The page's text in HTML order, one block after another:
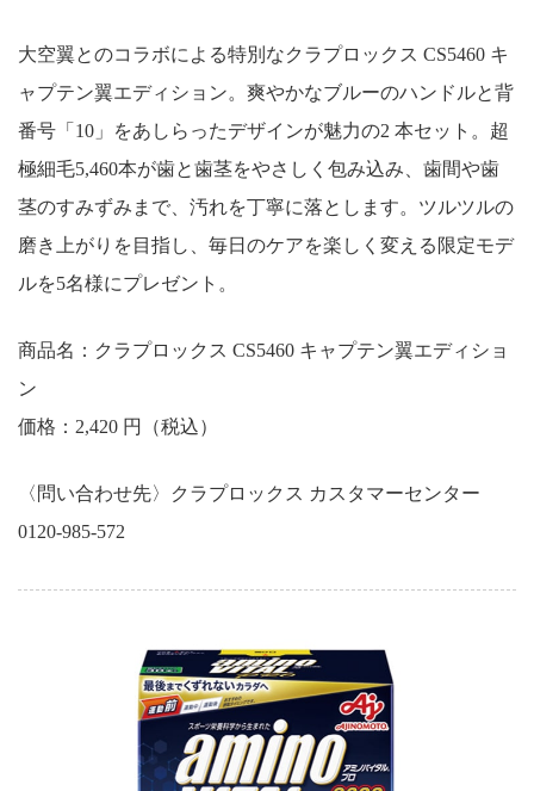
大空翼とのコラボによる特別なクラプロックス CS5460 キ
ャプテン翼エディション。爽やかなブルーのハンドルと背
番号「10」をあしらったデザインが魅力の2 本セット。超
極細毛5,460本が歯と歯茎をやさしく包み込み、歯間や歯
茎のすみずみまで、汚れを丁寧に落とします。ツルツルの
磨き上がりを目指し、毎日のケアを楽しく変える限定モデ
ルを5名様にプレゼント。
商品名：クラプロックス CS5460 キャプテン翼エディショ
ン
価格：2,420 円（税込）
〈問い合わせ先〉クラプロックス カスタマーセンター
0120-985-572